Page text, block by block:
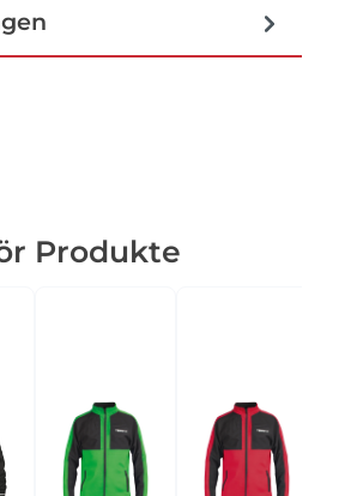
überspringen
Produkte